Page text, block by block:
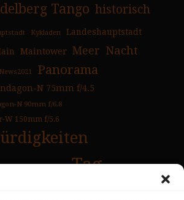
Tango historisch
Kykladen Landeshauptstadt
Maintower Meer Nacht
News2021 Panorama
N 75mm f/4.5
N 90mm f/6.8
W 150mm f/5.6
Tag